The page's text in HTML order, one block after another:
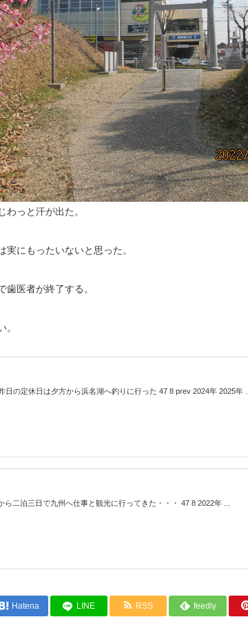
わっと汗が出た。
にもったいないと思った。
医者が終了する。
日の定休日は夕方から浜名湖へ釣りに行った 47 8 prev 2024年 2025年 ...
二泊三日で九州へ仕事と観光に行ってきた・・・ 47 8 2022年 ...
Hatena LINE RSS feedly